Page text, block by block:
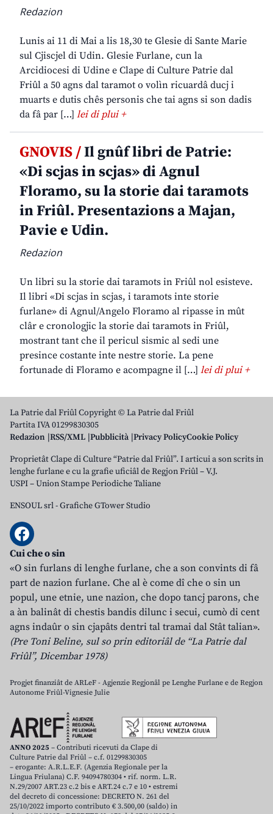
Redazion
Lunis ai 11 di Mai a lis 18,30 te Glesie di Sante Marie
sul Cjiscjel di Udin. Glesie Furlane, cun la
Arcidiocesi di Udine e Clape di Culture Patrie dal
Friûl a 50 agns dal taramot o volìn ricuardâ ducj i
muarts e dutis chês personis che tai agns si son dadis
da fâ par […] lei di plui +
GNOVIS /Il gnûf libri de Patrie:
«Di scjas in scjas» di Agnul
Floramo, su la storie dai taramots
in Friûl. Presentazions a Majan,
Pavie e Udin.
Redazion
Un libri su la storie dai taramots in Friûl nol esisteve.
Il libri «Di scjas in scjas, i taramots inte storie
furlane» di Agnul/Angelo Floramo al ripasse in mût
clâr e cronologjic la storie dai taramots in Friûl,
mostrant tant che il pericul sismic al sedi une
presince costante inte nestre storie. La pene
fortunade di Floramo e acompagne il […] lei di plui +
La Patrie dal Friûl Copyright © La Patrie dal Friûl
Partita IVA 01299830305
Redazion RSS/XML Pubblicità Privacy PolicyCookie Policy
Proprietât Clape di Culture “Patrie dal Friûl”. I articui a son scrits in
lenghe furlane e cu la grafie uficiâl de Regjon Friûl – V.J.
USPI – Union Stampe Periodiche Taliane
ENSOUL srl-Grafiche GTower Studio
Cui che o sin
«O sin furlans di lenghe furlane, che a son convints di fâ
part de nazion furlane. Che al è come dî che o sin un
popul, une etnie, une nazion, che dopo tancj parons, che
a àn balinât di chestis bandis dilunc i secui, cumò di cent
agns indaûr o sin cjapâts dentri tal tramai dal Stât talian».
(Pre Toni Beline, sul so prin editoriâl de “La Patrie dal
Friûl”, Dicembar 1978)
Progjet finanziât de ARLeF - Agjenzie Regjonâl pe Lenghe Furlane e de Regjon
Autonome Friûl-Vignesie Julie
ANNO 2025 – Contributi ricevuti da Clape di
Culture Patrie dal Friûl – c.f. 01299830305
– erogante: A.R.L.E.F. (Agenzia Regionale per la
Lingua Friulana) C.F. 94094780304 • rif. norm. L.R.
N.29/2007 ART.23 c.2 bis e ART.24 c.7 e 10 • estremi
del decreto di concessione: DECRETO N. 261 del
25/10/2022 importo contributo € 3.500,00 (saldo) in